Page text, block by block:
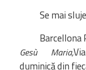
Se mai
Barcellona
Gesù Maria,
duminică din